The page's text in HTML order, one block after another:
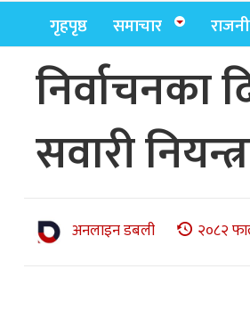
गृहपृष्ठ समाचार
निर्वाचनका
सवारी
अनलाइन डबली २०८२